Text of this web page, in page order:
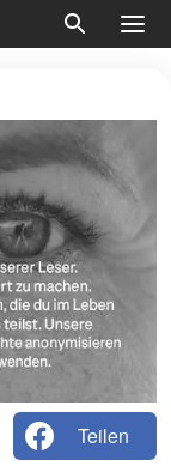
Teilen